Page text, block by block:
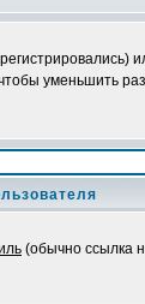
уменьшить
(обычно ссылка